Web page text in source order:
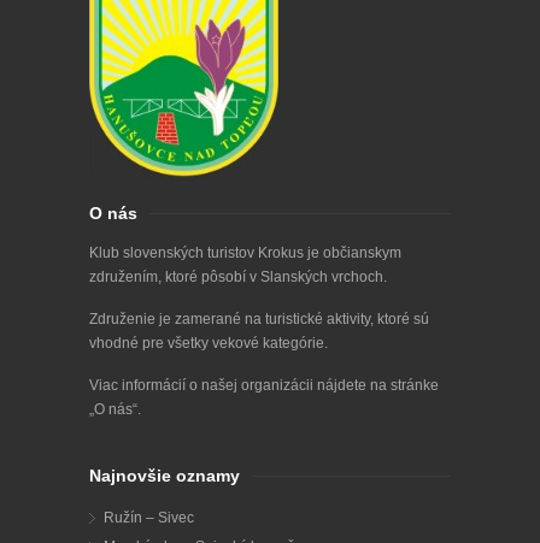
O nás
Klub slovenských turistov Krokus je občianskym
združením, ktoré pôsobí v Slanských vrchoch.
Združenie je zamerané na turistické aktivity, ktoré sú
vhodné pre všetky vekové kategórie.
Viac informácií o našej organizácii nájdete na stránke
„O nás“.
Najnovšie oznamy
Ružín – Sivec